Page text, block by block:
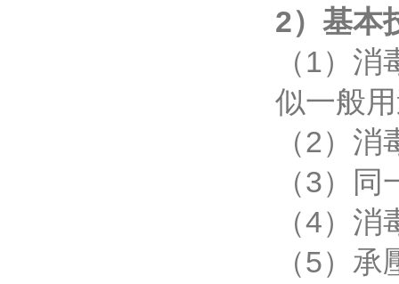
2）基本
（1）
似一般
（2）
（3）
（4）
（5）